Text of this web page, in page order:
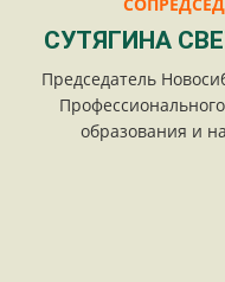
СУТЯГИНА
Председатель
образования и